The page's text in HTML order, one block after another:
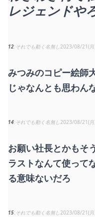
レジェンドや
12 それでも動く名無し2023/08/21(
みつみのコピー絵師
じゃなんとも思わん
14 それでも動く名無し2023/08/21(
お願い社長とかもそ
ラストなんて使って
る意味ないだろ
15 それでも動く名無し2023/08/21(